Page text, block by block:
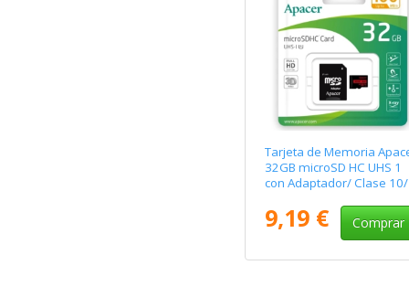
Tarjeta de Memoria
32GB microSD HC UHS 1
con Adaptador/ Clase 10/
9,19 € Comprar